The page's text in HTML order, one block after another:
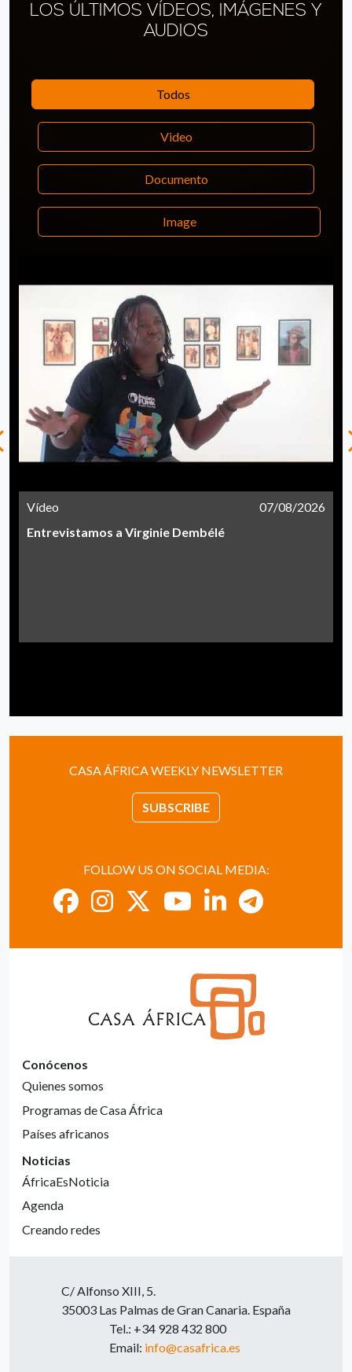
LOS ÚLTIMOS VÍDEOS, IMÁGENES Y
AUDIOS
Todos
Video
Documento
Image
Vídeo
07/08/2026
Entrevistamos a Virginie Dembélé
CASA ÁFRICA WEEKLY NEWSLETTER
SUBSCRIBE
FOLLOW US ON SOCIAL MEDIA:
Conócenos
Quienes somos
Programas de Casa África
Países africanos
Noticias
ÁfricaEsNoticia
Agenda
Creando redes
C/ Alfonso XIII, 5.
35003 Las Palmas de Gran Canaria. España
Tel.: +34 928 432 800
Email: info@casafrica.es